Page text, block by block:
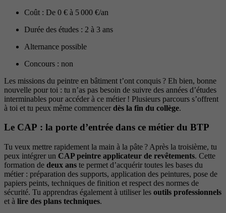
Coût : De 0 € à 5 000 €/an
Durée des études : 2 à 3 ans
Alternance possible
Concours : non
Les missions du peintre en bâtiment t’ont conquis ? Eh bien, bonne
nouvelle pour toi : tu n’as pas besoin de suivre des années d’études
interminables pour accéder à ce métier ! Plusieurs parcours s’offrent
à toi et tu peux même commencer dès la fin du collège.
Le CAP : la porte d’entrée dans ce métier du BTP
Tu veux mettre rapidement la main à la pâte ? Après la troisième, tu
peux intégrer un CAP peintre applicateur de revêtements. Cette
formation de deux ans te permet d’acquérir toutes les bases du
métier : préparation des supports, application des peintures, pose de
papiers peints, techniques de finition et respect des normes de
sécurité. Tu apprendras également à utiliser les outils professionnels
et à lire des plans techniques.